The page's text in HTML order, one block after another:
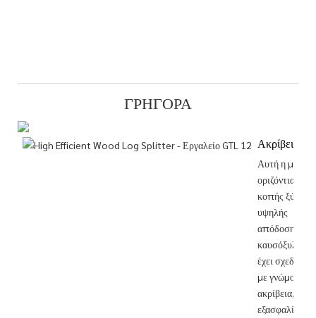
ΓΡΉΓΟΡΑ
Ακρίβεια
Αυτή η μηχανή
οριζόντιας
κοπής ξύλου
υψηλής
απόδοσης
καυσόξυλου
έχει
με γνώμονα
ακρίβεια,